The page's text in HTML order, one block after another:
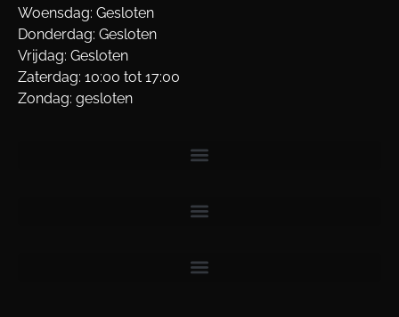
Woensdag: Gesloten
Donderdag: Gesloten
Vrijdag: Gesloten
Zaterdag: 10:00 tot 17:00
Zondag: gesloten